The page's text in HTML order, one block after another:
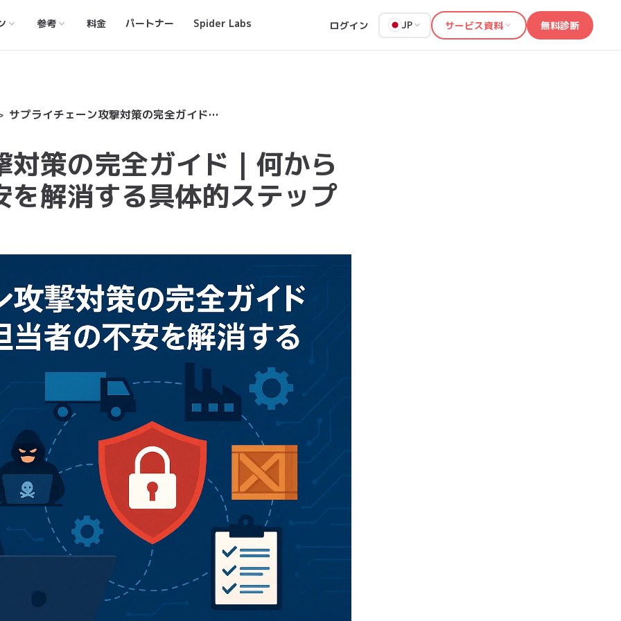
参考 料金 パートナー Spider Labs ログイン JP サービス資料 無料診断
サプライチェーン攻撃対策の完全ガイド｜何から始める？担当者の不安を解消する具体的ステップ
策の完全ガイド｜何から
解消する具体的ステップ